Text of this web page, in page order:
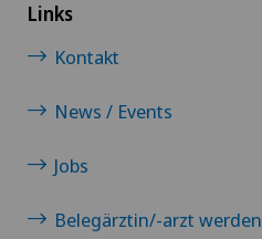
Links
Kontakt
News / Events
Jobs
Belegärztin/-arzt werden